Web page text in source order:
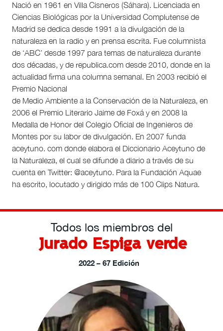
Nació en 1961 en Villa Cisneros (Sáhara). Licenciada en
Ciencias Biológicas por la Universidad Complutense de
Madrid se dedica desde 1991 a la divulgación de la
naturaleza en la radio y en prensa escrita. Fue columnista
de ‘ABC’ desde 1997 para temas de naturaleza durante
dos décadas, y de republica.com desde 2010, donde en la
actualidad firma una columna semanal. En 2003 recibió el
Premio Nacional
de Medio Ambiente a la Conservación de la Naturaleza, en
2006 el Premio Literario Jaime de Foxá y en 2008 la
Medalla de Honor del Colegio Oficial de Ingenieros de
Montes por su labor de divulgación. En 2007 funda
aceytuno. com donde elabora el Diccionario Aceytuno de
la Naturaleza, el cual se difunde a diario a través de su
cuenta en Twitter: @aceytuno. Para la Fundación Aquae
ha escrito, locutado y dirigido más de 100 Clips Natura.
Todos los miembros del
Jurado Espiga verde
2022 – 67 Edición